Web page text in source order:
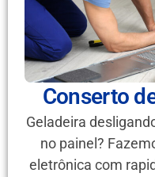
Conserto
Geladeira
no painel?
eletrônica com